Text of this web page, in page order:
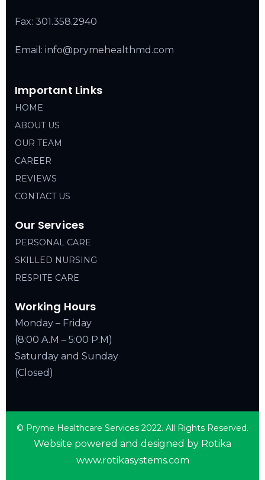
Fax: 301.358.2940
Email: info@prymehealthmd.com
Important Links
HOME
ABOUT US
OUR TEAM
CAREER
REVIEWS
CONTACT US
Our Services
PERSONAL CARE
SKILLED NURSING
RESPITE CARE
Working Hours
Monday – Friday
(8:00 A.M – 5:00 P.M)
Saturday and Sunday
(Closed)
© Pryme Healthcare Services 2022. All Rights Reserved.
Website powered and designed by Rotika
www.rotikasystems.com